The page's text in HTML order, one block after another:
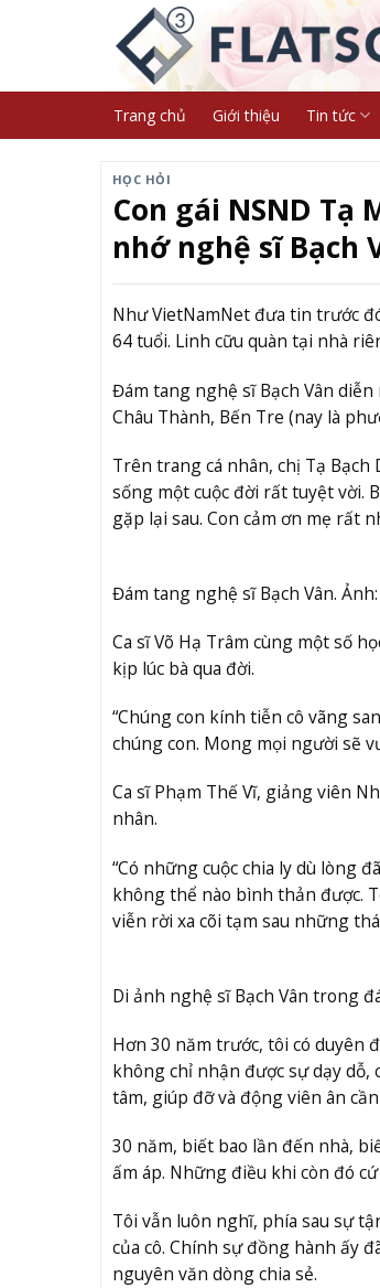
Trang chủ Giới thiệu Tin tức
HỌC HỎI
Con gái NSND
nhớ nghệ sĩ Bạch
Như VietNamNet đưa tin trước
64 tuổi. Linh cữu quàn tại nhà
Đám tang nghệ sĩ Bạch Vân
Châu Thành, Bến Tre (nay là
Trên trang cá nhân, chị Tạ Bạch
sống một cuộc đời rất tuyệt vời.
gặp lại sau. Con cảm ơn mẹ rất
Đám tang nghệ sĩ Bạch Vân.
Ca sĩ Võ Hạ Trâm cùng một số
kịp lúc bà qua đời.
“Chúng con kính tiễn cô vãng
chúng con. Mong mọi người sẽ
Ca sĩ Phạm Thế Vĩ, giảng viên
nhân.
“Có những cuộc chia ly dù lòng
không thể nào bình thản được.
viễn rời xa cõi tạm sau những
Di ảnh nghệ sĩ Bạch Vân trong
Hơn 30 năm trước, tôi có duyên
không chỉ nhận được sự dạy dỗ,
tâm, giúp đỡ và động viên ân
30 năm, biết bao lần đến nhà,
ấm áp. Những điều khi còn đó
Tôi vẫn luôn nghĩ, phía sau sự
của cô. Chính sự đồng hành ấy
nguyên văn dòng chia sẻ.